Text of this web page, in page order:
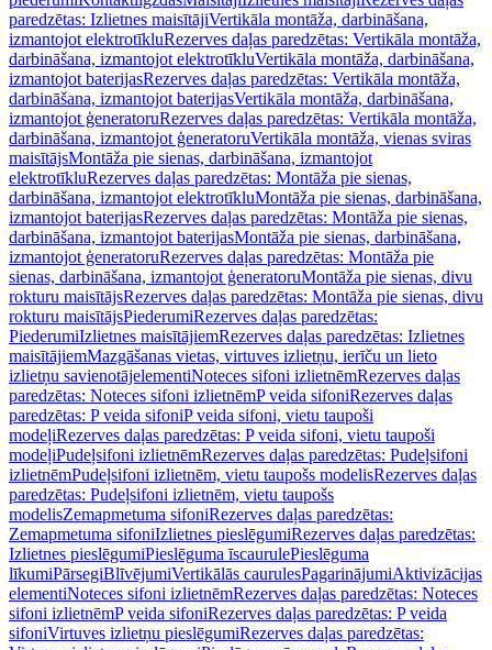
paredzētas: Izlietnes maisītājiVertikāla montāža, darbināšana,
izmantojot elektrotīkluRezerves daļas paredzētas: Vertikāla montāža,
darbināšana, izmantojot elektrotīkluVertikāla montāža, darbināšana,
izmantojot baterijasRezerves daļas paredzētas: Vertikāla montāža,
darbināšana, izmantojot baterijasVertikāla montāža, darbināšana,
izmantojot ģeneratoruRezerves daļas paredzētas: Vertikāla montāža,
darbināšana, izmantojot ģeneratoruVertikāla montāža, vienas sviras
maisītājsMontāža pie sienas, darbināšana, izmantojot
elektrotīkluRezerves daļas paredzētas: Montāža pie sienas,
darbināšana, izmantojot elektrotīkluMontāža pie sienas, darbināšana,
izmantojot baterijasRezerves daļas paredzētas: Montāža pie sienas,
darbināšana, izmantojot baterijasMontāža pie sienas, darbināšana,
izmantojot ģeneratoruRezerves daļas paredzētas: Montāža pie
sienas, darbināšana, izmantojot ģeneratoruMontāža pie sienas, divu
rokturu maisītājsRezerves daļas paredzētas: Montāža pie sienas, divu
rokturu maisītājsPiederumiRezerves daļas paredzētas:
PiederumiIzlietnes maisītājiemRezerves daļas paredzētas: Izlietnes
maisītājiemMazgāšanas vietas, virtuves izlietņu, ierīču un lieto
izlietņu savienotājelementiNoteces sifoni izlietnēmRezerves daļas
paredzētas: Noteces sifoni izlietnēmP veida sifoniRezerves daļas
paredzētas: P veida sifoniP veida sifoni, vietu taupoši
modeļiRezerves daļas paredzētas: P veida sifoni, vietu taupoši
modeļiPudeļsifoni izlietnēmRezerves daļas paredzētas: Pudeļsifoni
izlietnēmPudeļsifoni izlietnēm, vietu taupošs modelisRezerves daļas
paredzētas: Pudeļsifoni izlietnēm, vietu taupošs
modelisZemapmetuma sifoniRezerves daļas paredzētas:
Zemapmetuma sifoniIzlietnes pieslēgumiRezerves daļas paredzētas:
Izlietnes pieslēgumiPieslēguma īscaurulePieslēguma
līkumiPārsegiBlīvējumiVertikālās caurulesPagarinājumiAktivizācijas
elementiNoteces sifoni izlietnēmRezerves daļas paredzētas: Noteces
sifoni izlietnēmP veida sifoniRezerves daļas paredzētas: P veida
sifoniVirtuves izlietņu pieslēgumiRezerves daļas paredzētas: